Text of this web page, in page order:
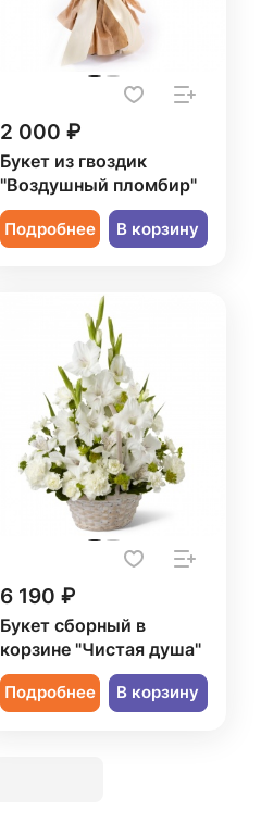
2 000 ₽
Букет из гвоздик
"Воздушный пломбир"
Подробнее В корзину
6 190 ₽
Букет сборный в
корзине "Чистая душа"
Подробнее В корзину